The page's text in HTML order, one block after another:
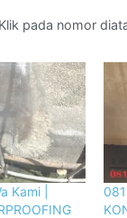
pada nomor
Kami |